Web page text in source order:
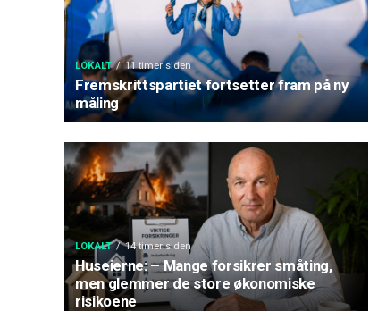
LOKALT 11 timer siden
Fremskrittspartiet fortsetter fram på ny
måling
LOKALT 14 timer siden
Huseierne: – Mange forsikrer småting,
men glemmer de store økonomiske
risikoene